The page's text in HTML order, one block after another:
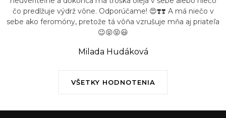
VŠETKY HODNOTENIA
čo predlžuje výdrž vône. Odporúčame! 😍❣️❣️ A má niečo v
sebe ako feromóny, pretože tá vôňa vzrušuje mňa aj priateľa
😉😝😝😃
Milada Hudáková